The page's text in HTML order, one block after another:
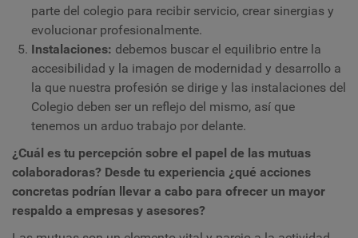
parte del colegio para recibir servicio, crear sinergias y
evolucionar profesionalmente.
Instalaciones: debemos buscar el equilibrio entre la
accesibilidad y la imagen de modernidad y desarrollo a
la que nuestra profesión se dirige y las instalaciones del
Colegio deben ser un reflejo del mismo, así que
tenemos un arduo trabajo por delante.
¿Cuál es tu percepción sobre el papel de las mutuas
colaboradoras? Desde tu experiencia ¿qué acciones
concretas podrían llevar a cabo para ofrecer un mayor
respaldo a empresas y asesores?